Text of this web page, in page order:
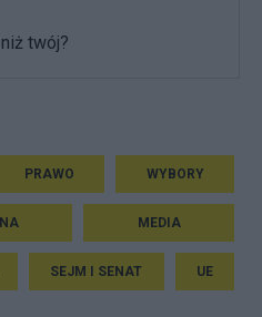
twój?
PRAWO WYBORY
MEDIA
SEJM I SENAT UE